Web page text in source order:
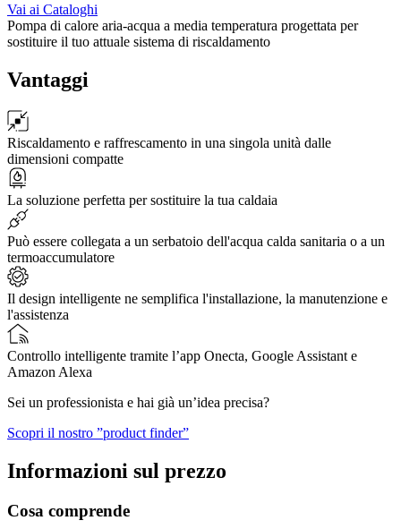
Vai ai Cataloghi
Pompa di calore aria-acqua a media temperatura progettata per
sostituire il tuo attuale sistema di riscaldamento
Vantaggi
Riscaldamento e raffrescamento in una singola unità dalle
dimensioni compatte
La soluzione perfetta per sostituire la tua caldaia
Può essere collegata a un serbatoio dell'acqua calda sanitaria o a un
termoaccumulatore
Il design intelligente ne semplifica l'installazione, la manutenzione e
l'assistenza
Controllo intelligente tramite l’app Onecta, Google Assistant e
Amazon Alexa
Sei un professionista e hai già un’idea precisa?
Scopri il nostro ”product finder”
Informazioni sul prezzo
Cosa comprende